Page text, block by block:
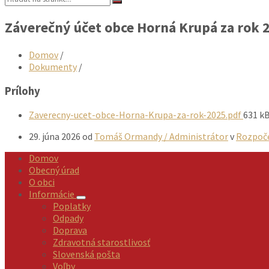
Záverečný účet obce Horná Krupá za rok
Domov /
Dokumenty /
Prílohy
Zaverecny-ucet-obce-Horna-Krupa-za-rok-2025.pdfVeľkosť
631 kB
29. júna 2026 od Tomáš Ormandy / Administrátorv
Domov
Obecný úrad
O obci
Informácie
Poplatky
Odpady
Doprava
Zdravotná starostlivosť
Slovenská pošta
Voľby